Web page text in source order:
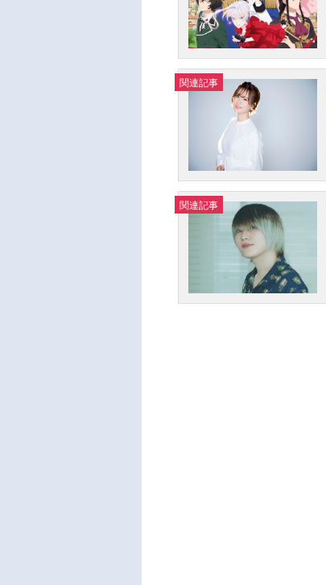
関連記事
関連記事